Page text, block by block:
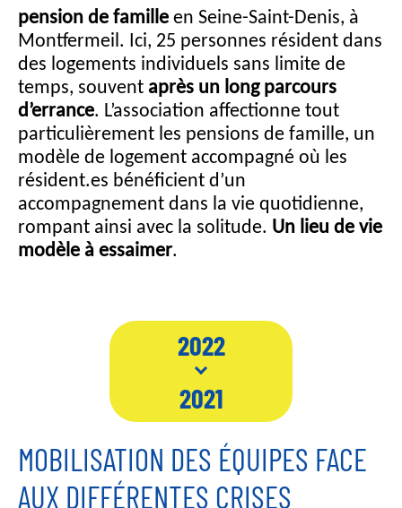
pension de familleen Seine-Saint-Denis, à
Montfermeil. Ici, 25 personnes résident dans
des logements individuels sans limite de
temps, souvent après un long parcours
d’errance. L’association affectionne tout
particulièrement les pensions de famille, un
modèle de logement accompagné où les
résident.es bénéficient d’un
accompagnement dans la vie quotidienne,
rompant ainsi avec la solitude. Un lieu de vie
modèle à essaimer.
2022
2021
MOBILISATION DES ÉQUIPES FACE
AUX DIFFÉRENTES CRISES